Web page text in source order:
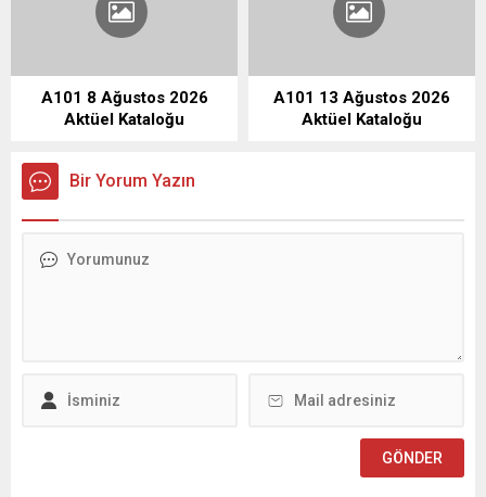
A101 8 Ağustos 2026
Aktüel Kataloğu
A101 13 Ağustos 2026
Aktüel Kataloğu
Bir Yorum Yazın